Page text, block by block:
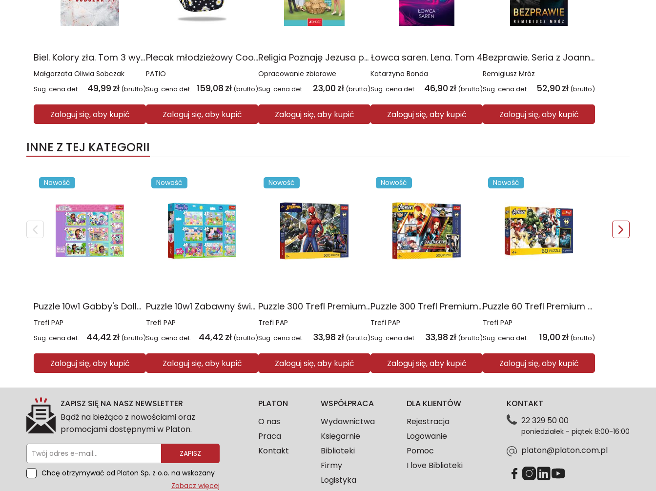
Biel. Kolory zła. Tom 3 wyd. 2025
Małgorzata Oliwia Sobczak
Sug. cena det. 49,99 zł (brutto)
Zaloguj się, aby kupić
Plecak młodzieżowy Coolpack Jerry Daisy Black
PATIO
Sug. cena det. 159,08 zł (brutto)
Zaloguj się, aby kupić
Religia Poznaję Jezusa podręcznik dla klasy 3 szkoły podstawowej
Opracowanie zbiorowe
Sug. cena det. 23,00 zł (brutto)
Zaloguj się, aby kupić
Łowca saren. Lena. Tom 4
Katarzyna Bonda
Sug. cena det. 46,90 zł (brutto)
Zaloguj się, aby kupić
Bezprawie. Seria z Joanną Chyłką. Tom 20
Remigiusz Mróz
Sug. cena det. 52,90 zł (brutto)
Zaloguj się, aby kupić
INNE Z TEJ KATEGORII
Nowość
Puzzle 10w1 Gabby's Dollhouse Gabby i jej świat 96014
Trefl PAP
Sug. cena det. 44,42 zł (brutto)
Zaloguj się, aby kupić
Nowość
Puzzle 10w1 Zabawny świat Peppy 96013
Trefl PAP
Sug. cena det. 44,42 zł (brutto)
Zaloguj się, aby kupić
Nowość
Puzzle 300 Trefl Premium Plus Kids Disney Marvel Spiderman ukryty bohater 23047
Trefl PAP
Sug. cena det. 33,98 zł (brutto)
Zaloguj się, aby kupić
Nowość
Puzzle 300 Trefl Premium Plus Kids Disney Marvel the Avengers Siła Drużyny 23046
Trefl PAP
Sug. cena det. 33,98 zł (brutto)
Zaloguj się, aby kupić
Nowość
Puzzle 60 Trefl Premium Plus Kids Marvel Razem Silniejsi 17436
Trefl PAP
Sug. cena det. 19,00 zł (brutto)
Zaloguj się, aby kupić
ZAPISZ SIĘ NA NASZ NEWSLETTER
Bądź na bieżąco z nowościami oraz
promocjami dostępnymi w Platon.
ZAPISZ
Chcę otrzymywać od Platon Sp. z o.o. na wskazany
Zobacz więcej
PLATON
O nas
Praca
Kontakt
WSPÓŁPRACA
Wydawnictwa
Księgarnie
Biblioteki
Firmy
Logistyka
DLA KLIENTÓW
Rejestracja
Logowanie
Pomoc
I love Biblioteki
KONTAKT
22 329 50 00
poniedziałek - piątek 8:00-16:00
platon@platon.com.pl